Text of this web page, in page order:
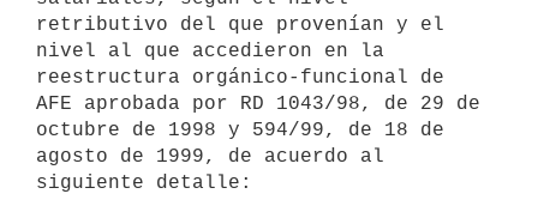
retributivo del que provenían y el
nivel al que accedieron en la
reestructura orgánico-funcional de
AFE aprobada por RD 1043/98, de 29 de
octubre de 1998 y 594/99, de 18 de
agosto de 1999, de acuerdo al
siguiente detalle: